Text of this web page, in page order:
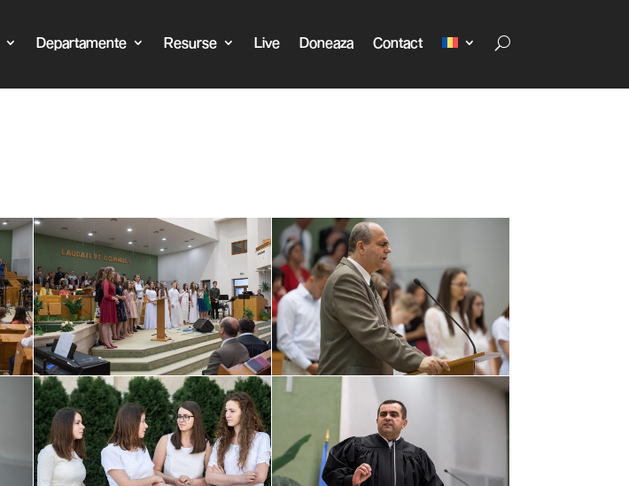
Departamente Resurse Live Doneaza Contact